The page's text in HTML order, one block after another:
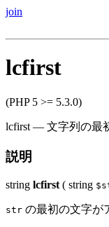
join
lcfirst
(PHP 5 >= 5.3.0)
lcfirst — 文字列の最
説明
string lcfirst ( string
str の最初の文字が